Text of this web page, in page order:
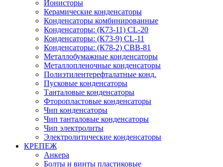
Ионисторы
Керамические конденсаторы
Конденсаторы комбинированные
Конденсаторы: (К73-11) CL-20
Конденсаторы: (К73-9) CL-11
Конденсаторы: (К78-2) CBB-81
Металлобумажные конденсаторы
Металлопленочные конденсаторы
Полиэтилентерефталатные конд.
Пусковые конденсаторы
Танталовые конденсаторы
Фторопластовые конденсаторы
Чип конденсаторы
Чип танталовые конденсаторы
Чип электролиты
Электролитические конденсаторы
КРЕПЕЖ
Анкера
Болты и винты пластиковые